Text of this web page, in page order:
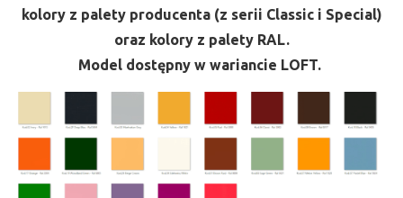
kolory z palety producenta (z serii Classic i Special)
oraz kolory z palety RAL.
Model dostępny w wariancie LOFT.